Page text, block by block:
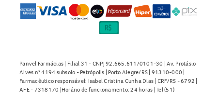
Panvel Farmácias | Filial 31 - CNPJ 92.665.611/0101-30 | Av. Protásio
Alves n° 4194 subsolo - Petrópolis | Porto Alegre/RS | 91310-000 |
Farmacêutico responsável: Isabel Cristina Cunha Dias | CRF/RS - 6792 |
AFE - 7318170 |Horário de funcionamento: 24 horas | Tel (51)